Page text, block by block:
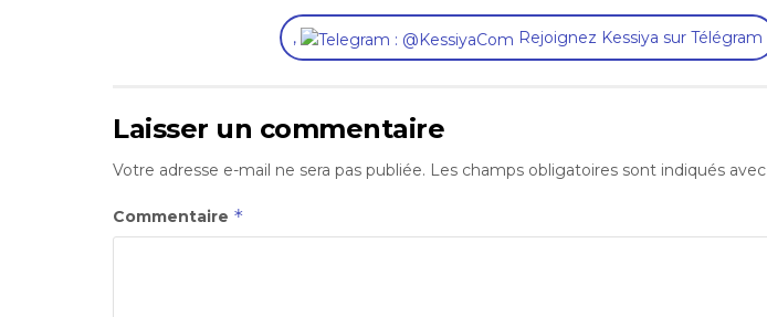
, Rejoignez Kessiya sur Télégram
Laisser un commentaire
Votre adresse e-mail ne sera pas publiée. Les champs obligatoires sont indiqués avec
Commentaire *